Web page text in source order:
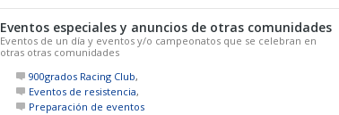
Eventos especiales y anuncios de otras comunidades
Eventos de un día y eventos y/o campeonatos que se celebran en
otras otras comunidades
900grados Racing Club,
Eventos de resistencia,
Preparación de eventos